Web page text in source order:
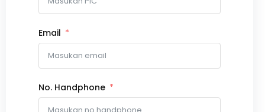
Email
No. Handphone